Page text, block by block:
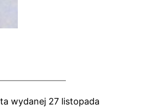
wydanej 27 listopada